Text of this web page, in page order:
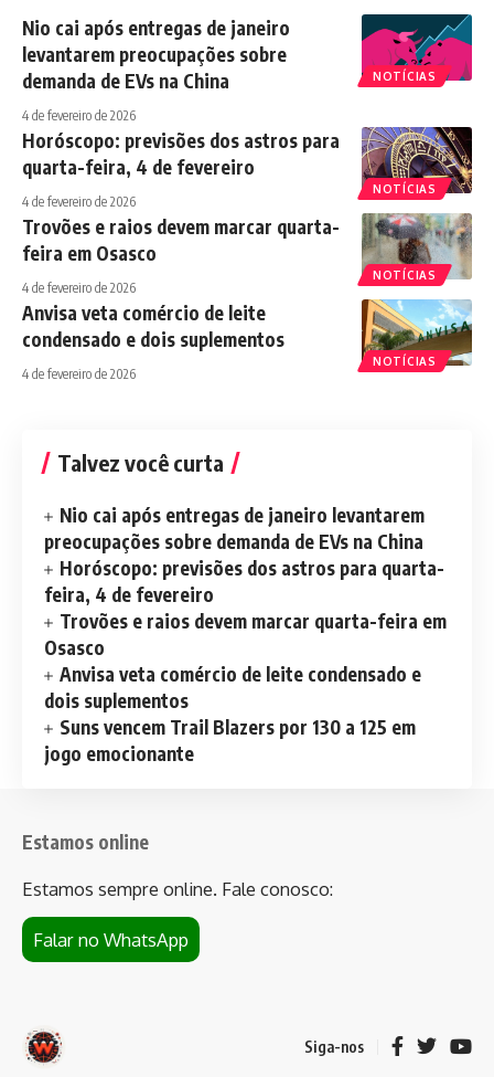
NOTÍCIAS
Nio cai após entregas de janeiro
levantarem preocupações sobre
demanda de EVs na China
4 de fevereiro de 2026
NOTÍCIAS
Horóscopo: previsões dos astros para
quarta-feira, 4 de fevereiro
4 de fevereiro de 2026
NOTÍCIAS
Trovões e raios devem marcar quarta-
feira em Osasco
4 de fevereiro de 2026
NOTÍCIAS
Anvisa veta comércio de leite
condensado e dois suplementos
4 de fevereiro de 2026
Talvez você curta
Nio cai após entregas de janeiro levantarem
preocupações sobre demanda de EVs na China
Horóscopo: previsões dos astros para quarta-
feira, 4 de fevereiro
Trovões e raios devem marcar quarta-feira em
Osasco
Anvisa veta comércio de leite condensado e
dois suplementos
Suns vencem Trail Blazers por 130 a 125 em
jogo emocionante
Estamos online
Estamos sempre online. Fale conosco:
Falar no WhatsApp
Siga-nos